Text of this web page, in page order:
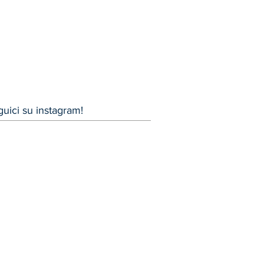
su instagram!